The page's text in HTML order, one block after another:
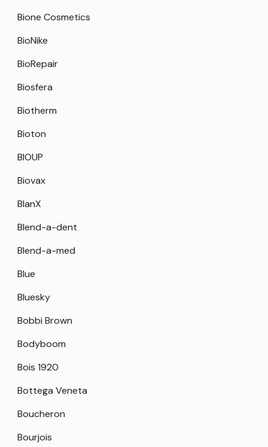
Bione Cosmetics
BioNike
BioRepair
Biosfera
Biotherm
Bioton
BIOUP
Biovax
BlanX
Blend-a-dent
Blend-a-med
Blue
Bluesky
Bobbi Brown
Bodyboom
Bois 1920
Bottega Veneta
Boucheron
Bourjois